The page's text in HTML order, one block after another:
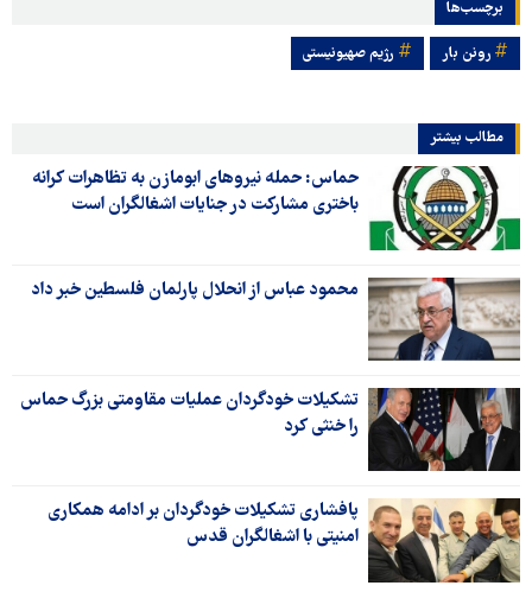
برچسب‌ها
رونن بار رژیم صهیونیستی
مطالب بیشتر
حماس: حمله نیروهای ابومازن به تظاهرات کرانه
باختری مشارکت در جنایات اشغالگران است
محمود عباس از انحلال پارلمان فلسطین خبر داد
تشکیلات خودگردان عملیات مقاومتی بزرگ حماس
را خنثی کرد
پافشاری تشکیلات خودگردان بر ادامه همکاری
امنیتی با اشغالگران قدس